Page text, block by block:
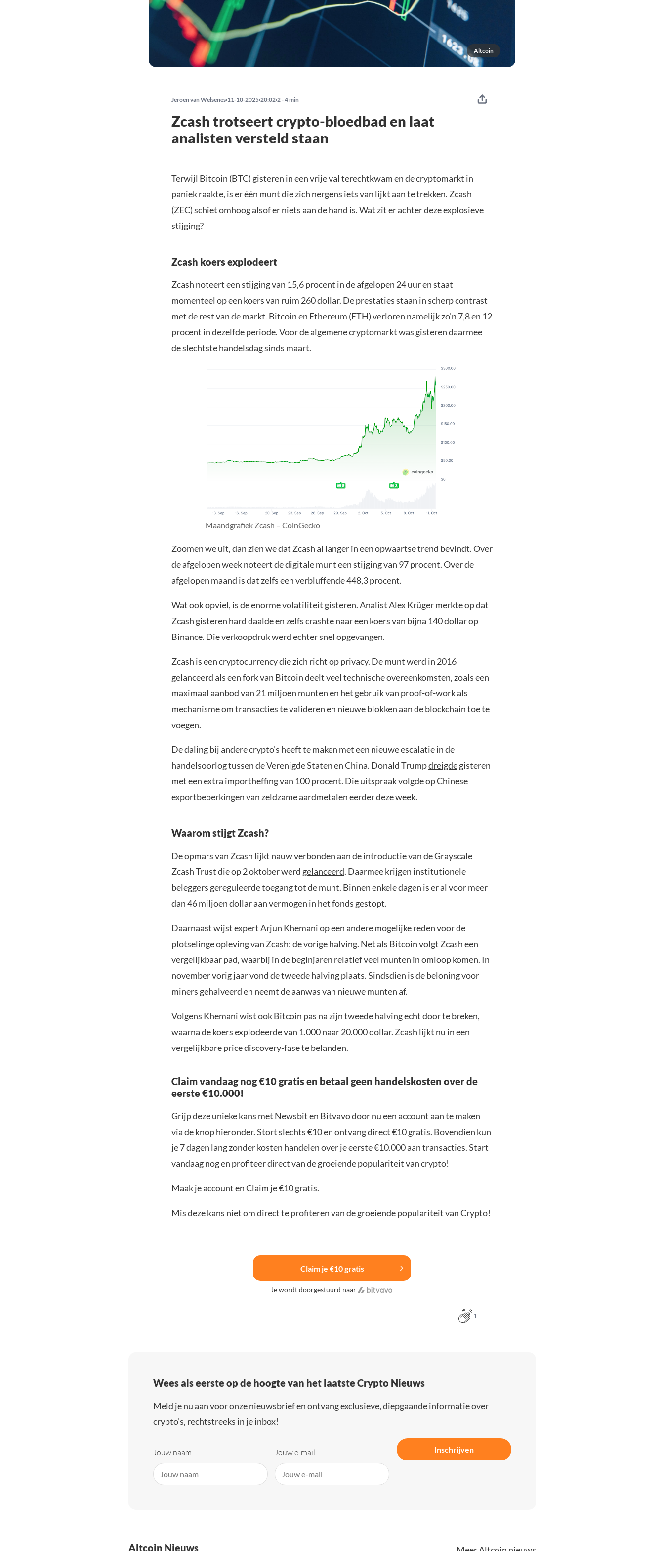
Altcoin
Jeroen van Welsenes 11-10-2025 20:02 2 - 4 min
Zcash trotseert crypto-bloedbad en laat
analisten versteld staan
Terwijl Bitcoin (BTC) gisteren in een vrije val terechtkwam en de cryptomarkt in
paniek raakte, is er één munt die zich nergens iets van lijkt aan te trekken. Zcash
(ZEC) schiet omhoog alsof er niets aan de hand is. Wat zit er achter deze explosieve
stijging?
Zcash koers explodeert
Zcash noteert een stijging van 15,6 procent in de afgelopen 24 uur en staat
momenteel op een koers van ruim 260 dollar. De prestaties staan in scherp contrast
met de rest van de markt. Bitcoin en Ethereum (ETH) verloren namelijk zo’n 7,8 en 12
procent in dezelfde periode. Voor de algemene cryptomarkt was gisteren daarmee
de slechtste handelsdag sinds maart.
Maandgrafiek Zcash – CoinGecko
Zoomen we uit, dan zien we dat Zcash al langer in een opwaartse trend bevindt. Over
de afgelopen week noteert de digitale munt een stijging van 97 procent. Over de
afgelopen maand is dat zelfs een verbluffende 448,3 procent.
Wat ook opviel, is de enorme volatiliteit gisteren. Analist Alex Krüger merkte op dat
Zcash gisteren hard daalde en zelfs crashte naar een koers van bijna 140 dollar op
Binance. Die verkoopdruk werd echter snel opgevangen.
Zcash is een cryptocurrency die zich richt op privacy. De munt werd in 2016
gelanceerd als een fork van Bitcoin deelt veel technische overeenkomsten, zoals een
maximaal aanbod van 21 miljoen munten en het gebruik van proof-of-work als
mechanisme om transacties te valideren en nieuwe blokken aan de blockchain toe te
voegen.
De daling bij andere crypto’s heeft te maken met een nieuwe escalatie in de
handelsoorlog tussen de Verenigde Staten en China. Donald Trumpdreigdegisteren
met een extra importheffing van 100 procent. Die uitspraak volgde op Chinese
exportbeperkingen van zeldzame aardmetalen eerder deze week.
Waarom stijgt Zcash?
De opmars van Zcash lijkt nauw verbonden aan de introductie van de Grayscale
Zcash Trust die op 2 oktober werd gelanceerd. Daarmee krijgen institutionele
beleggers gereguleerde toegang tot de munt. Binnen enkele dagen is er al voor meer
dan 46 miljoen dollar aan vermogen in het fonds gestopt.
Daarnaastwijstexpert Arjun Khemani op een andere mogelijke reden voor de
plotselinge opleving van Zcash: de vorige halving. Net als Bitcoin volgt Zcash een
vergelijkbaar pad, waarbij in de beginjaren relatief veel munten in omloop komen. In
november vorig jaar vond de tweede halving plaats. Sindsdien is de beloning voor
miners gehalveerd en neemt de aanwas van nieuwe munten af.
Volgens Khemani wist ook Bitcoin pas na zijn tweede halving echt door te breken,
waarna de koers explodeerde van 1.000 naar 20.000 dollar. Zcash lijkt nu in een
vergelijkbare price discovery-fase te belanden.
Claim vandaag nog €10 gratis en betaal geen handelskosten over de
eerste €10.000!
Grijp deze unieke kans met Newsbit en Bitvavo door nu een account aan te maken
via de knop hieronder. Stort slechts €10 en ontvang direct €10 gratis. Bovendien kun
je 7 dagen lang zonder kosten handelen over je eerste €10.000 aan transacties. Start
vandaag nog en profiteer direct van de groeiende populariteit van crypto!
Maak je account en Claim je €10 gratis.
Mis deze kans niet om direct te profiteren van de groeiende populariteit van Crypto!
Claim je €10 gratis
Je wordt doorgestuurd naar
1
Wees als eerste op de hoogte van het laatste Crypto Nieuws
Meld je nu aan voor onze nieuwsbrief en ontvang exclusieve, diepgaande informatie over
crypto’s, rechtstreeks in je inbox!
Jouw naam Jouw e-mail Inschrijven
Altcoin Nieuws